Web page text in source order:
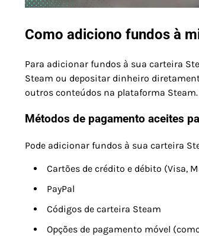
Como adiciono fundos à
Para adicionar fundos à sua carteira
Steam ou depositar dinheiro
outros conteúdos na plataforma Steam.
Métodos de pagamento aceites
Pode adicionar fundos à sua carteira
Cartões de crédito e débito (Visa,
PayPal
Códigos de carteira Steam
Opções de pagamento móvel